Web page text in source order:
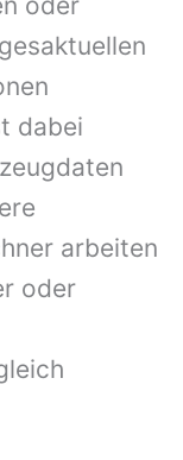
dabei
arbeiten
oder